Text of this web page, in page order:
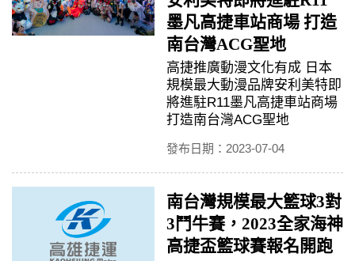
墨凡高捷車站商場 打造
南台灣ACG聖地
高捷推廣動漫文化有成 日本
規模最大動漫品牌安利美特即
將進駐R11墨凡高捷車站商場
打造南台灣ACG聖地
發布日期：2023-07-04
南台灣規模最大籃球3對
3鬥牛賽，2023全家海神
高捷盃籃球賽報名開跑